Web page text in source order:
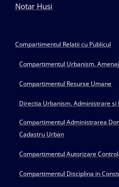
Notar Husi
Compartimentul Relatii cu Publicul
Compartimentul Urbanism,
Compartimentul Resurse Umane
Directia Urbanism, Administrare si
Compartimentul Administrarea
Cadastru Urban
Compartimentul Autorizare Control
Compartimentul Disciplina in